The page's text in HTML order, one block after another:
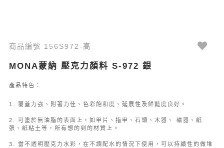
商品編號 156S972-高
MONA蒙納 壓克力顏料 S-972 銀
產品特色：
1. 覆蓋力強、附著力佳、色彩飽和度、延展性及鮮豔度良好。
2. 可塗於無油脂的表面上，如甲片、指甲、石頭、木器、 磁器、紙
張、紙粘土等，所有想的到的材質上。
3. 當不透明壓克力水彩，在不調配水的情況下使用，可以持續性的做堆